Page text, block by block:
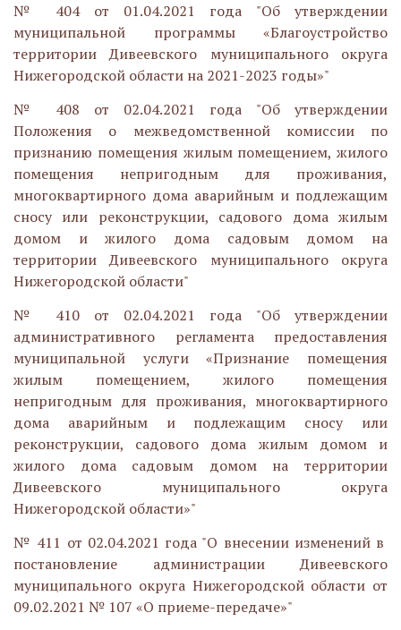
№ 404 от 01.04.2021 года "Об утверждении
муниципальной программы «Благоустройство
территории Дивеевского муниципального округа
Нижегородской области на 2021-2023 годы»"
№ 408 от 02.04.2021 года "Об утверждении
Положения о межведомственной комиссии по
признанию помещения жилым помещением, жилого
помещения непригодным для проживания,
многоквартирного дома аварийным и подлежащим
сносу или реконструкции, садового дома жилым
домом и жилого дома садовым домом на
территории Дивеевского муниципального округа
Нижегородской области"
№ 410 от 02.04.2021 года "Об утверждении
административного регламента предоставления
муниципальной услуги «Признание помещения
жилым помещением, жилого помещения
непригодным для проживания, многоквартирного
дома аварийным и подлежащим сносу или
реконструкции, садового дома жилым домом и
жилого дома садовым домом на территории
Дивеевского муниципального округа
Нижегородской области»"
№ 411 от 02.04.2021 года "О внесении изменений в
постановление администрации Дивеевского
муниципального округа Нижегородской области от
09.02.2021 № 107 «О приеме-передаче»"